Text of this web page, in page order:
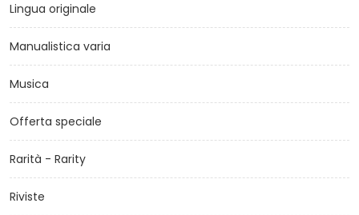
Lingua originale
Manualistica varia
Musica
Offerta speciale
Rarità - Rarity
Riviste